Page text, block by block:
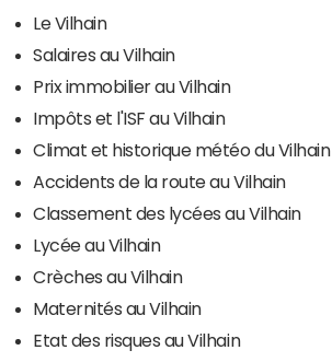
Le Vilhain
Salaires au Vilhain
Prix immobilier au Vilhain
Impôts et l'ISF au Vilhain
Climat et historique météo du Vilhain
Accidents de la route au Vilhain
Classement des lycées au Vilhain
Lycée au Vilhain
Crèches au Vilhain
Maternités au Vilhain
Etat des risques au Vilhain